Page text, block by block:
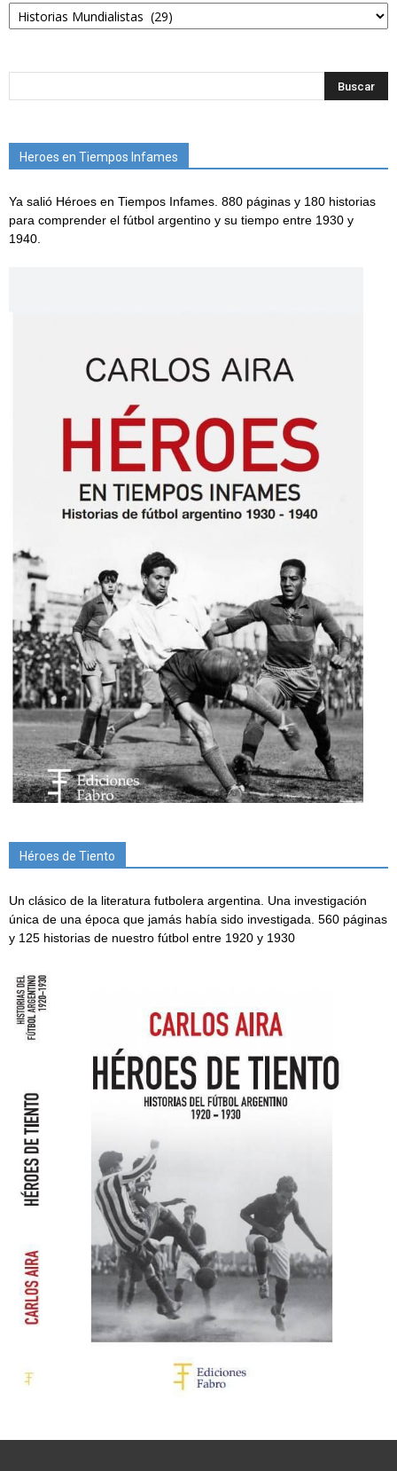
Heroes en Tiempos Infames
Ya salió Héroes en Tiempos Infames. 880 páginas y 180 historias
para comprender el fútbol argentino y su tiempo entre 1930 y
1940.
Héroes de Tiento
Un clásico de la literatura futbolera argentina. Una investigación
única de una época que jamás había sido investigada. 560 páginas
y 125 historias de nuestro fútbol entre 1920 y 1930